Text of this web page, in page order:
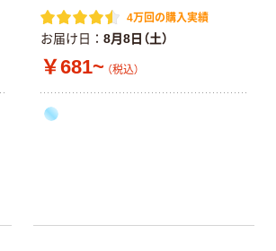
4万回の購入実績
お届け日 8月8日（土）
￥681~ （税込）